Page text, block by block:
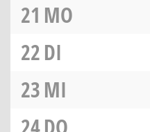
21 MO
22DI
23MI